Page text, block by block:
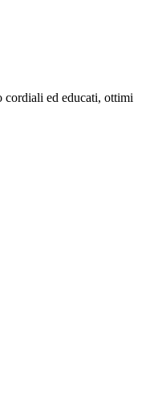
cordiali ed educati, ottimi